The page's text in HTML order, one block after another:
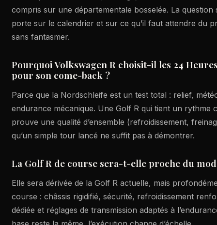
compris sur une départementale bosselée. La
porte sur le calendrier et sur ce qu’il faut attendre du
sans fantasmer.
Pourquoi Volkswagen R choisit-il les 24
pour son come-back ?
Parce que la Nordschleife est un test total : relief,
endurance mécanique. Une Golf R qui tient un rythme
prouve une qualité d’ensemble (refroidissement,
qu’un simple tour lancé ne suffit pas à démontrer.
La Golf R de course sera-t-elle proche du
Elle sera dérivée de la Golf R actuelle, mais
course : châssis rigidifié, sécurité, refroidissement
dédiée et réglages de transmission adaptés à